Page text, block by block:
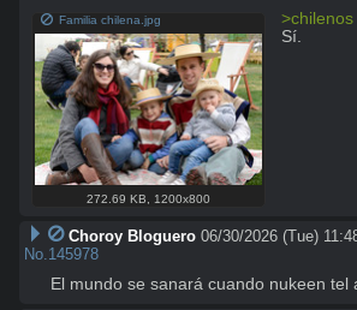
Familia chilena.jpg
272.69 KB 1200x800
Sí.
Choroy Bloguero 06/30/2026 (Tue)
No. 145978
El mundo se sanará cuando nukeen tel